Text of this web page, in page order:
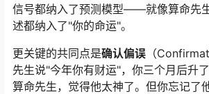
信号都纳入了预测模型——就像算命先
述都纳入了"你的命运"。
更关键的共同点是确认偏误 （
先生说"今年你有财运"，你三个月后
算命先生，觉得他太神了。但你忘记了